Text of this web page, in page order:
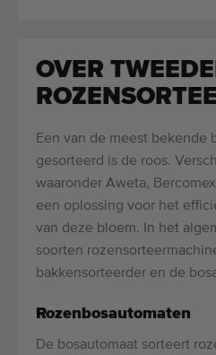
OVER
Een van de meest bekende
gesorteerd is de roos.
waaronder Aweta,
een oplossing voor het
van deze bloem. In het
soorten
bakkensorteerder en de
Rozenbosautomaten
De bosautomaat sorteert